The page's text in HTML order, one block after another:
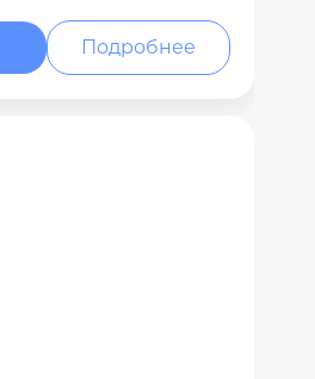
Подробнее